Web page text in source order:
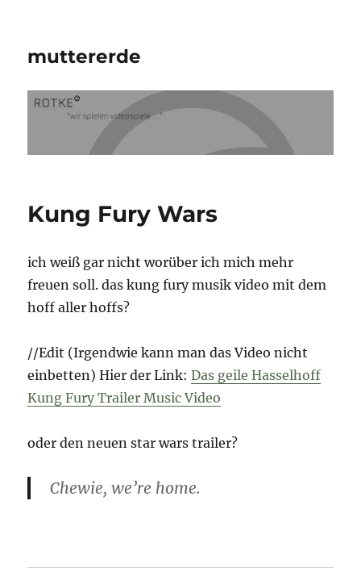
muttererde
Kung Fury Wars
ich weiß gar nicht worüber ich mich mehr
freuen soll. das kung fury musik video mit dem
hoff aller hoffs?
//Edit (Irgendwie kann man das Video nicht
einbetten) Hier der Link:Das geile Hasselhoff
Kung Fury Trailer Music Video
oder den neuen star wars trailer?
Chewie, we’re home.